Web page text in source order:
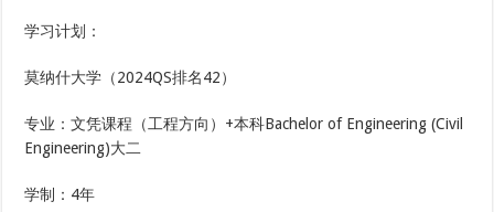
学习计划：
莫纳什大学（2024QS排名42）
专业：文凭课程（工程方向）+本科Bachelor of Engineering (Civil
Engineering)大二
学制：4年